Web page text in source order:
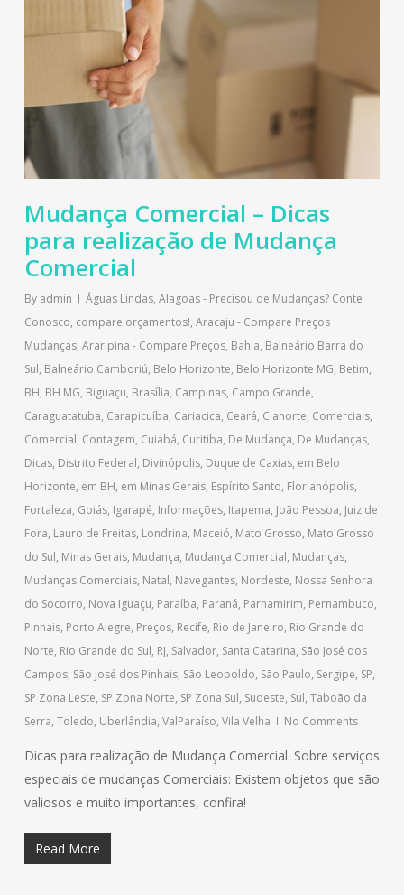
Mudança Comercial – Dicas
para realização de Mudança
Comercial
By admin Águas Lindas, Alagoas - Precisou de Mudanças? Conte
Conosco, compare orçamentos!, Aracaju - Compare Preços
Mudanças, Araripina - Compare Preços, Bahia, Balneário Barra do
Sul, Balneário Camboriú, Belo Horizonte, Belo Horizonte MG, Betim,
BH, BH MG, Biguaçu, Brasília, Campinas, Campo Grande,
Caraguatatuba, Carapicuíba, Cariacica, Ceará, Cianorte, Comerciais,
Comercial, Contagem, Cuiabá, Curitiba, De Mudança, De Mudanças,
Dicas, Distrito Federal, Divinópolis, Duque de Caxias, em Belo
Horizonte, em BH, em Minas Gerais, Espírito Santo, Florianópolis,
Fortaleza, Goiás, Igarapé, Informações, Itapema, João Pessoa, Juiz de
Fora, Lauro de Freitas, Londrina, Maceió, Mato Grosso, Mato Grosso
do Sul, Minas Gerais, Mudança, Mudança Comercial, Mudanças,
Mudanças Comerciais, Natal, Navegantes, Nordeste, Nossa Senhora
do Socorro, Nova Iguaçu, Paraíba, Paraná, Parnamirim, Pernambuco,
Pinhais, Porto Alegre, Preços, Recife, Rio de Janeiro, Rio Grande do
Norte, Rio Grande do Sul, RJ, Salvador, Santa Catarina, São José dos
Campos, São José dos Pinhais, São Leopoldo, São Paulo, Sergipe, SP,
SP Zona Leste, SP Zona Norte, SP Zona Sul, Sudeste, Sul, Taboão da
Serra, Toledo, Uberlândia, ValParaíso, Vila Velha No Comments
Dicas para realização de Mudança Comercial. Sobre serviços
especiais de mudanças Comerciais: Existem objetos que são
valiosos e muito importantes, confira!
Read More